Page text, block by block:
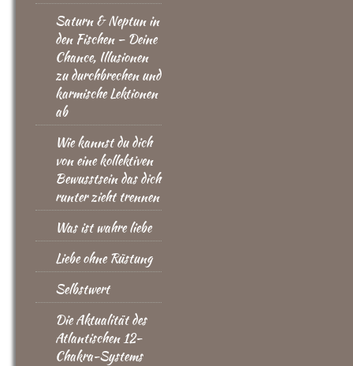
Saturn & Neptun in
den Fischen – Deine
Chance, Illusionen
zu durchbrechen und
karmische Lektionen
ab
Wie kannst du dich
von eine kollektiven
Bewusstsein das dich
runter zieht trennen
Was ist wahre liebe
Liebe ohne Rüstung
Selbstwert
Die Aktualität des
Atlantischen 12-
Chakra-Systems